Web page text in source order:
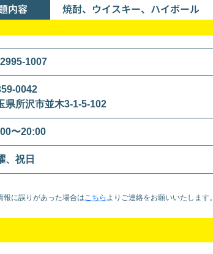
内容 焼酎、ウイスキー、ハイボール
1007
0042
県所沢市並木3-1-5-102
〜20:00
、祝日
報に誤りがあった場合はこちら より ご連絡をお願いいたします。